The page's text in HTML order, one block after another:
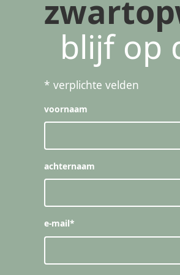
blijf op
* verplichte velden
voornaam
achternaam
e-mail*